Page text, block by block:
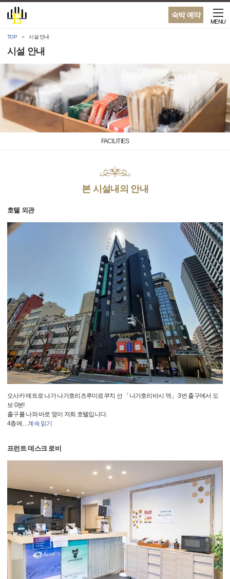
숙박 예약
MENU
TOP 시설 안내
시설 안내
FACILITIES
본 시설내의 안내
호텔 외관
오사카 메트로 나가 나가호리츠루미료쿠치 선 「나가호리바시 역」 3번 출구에서 도
보 0분!
출구를 나와 바로 옆이 저희 호텔입니다.
4층에 …계속 읽기
프런트 데스크 로비